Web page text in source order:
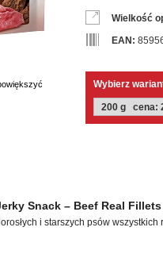
Wielkość
EAN:
Wybierz
Snack – Beef Real Fillets
i starszych psów wszystkich